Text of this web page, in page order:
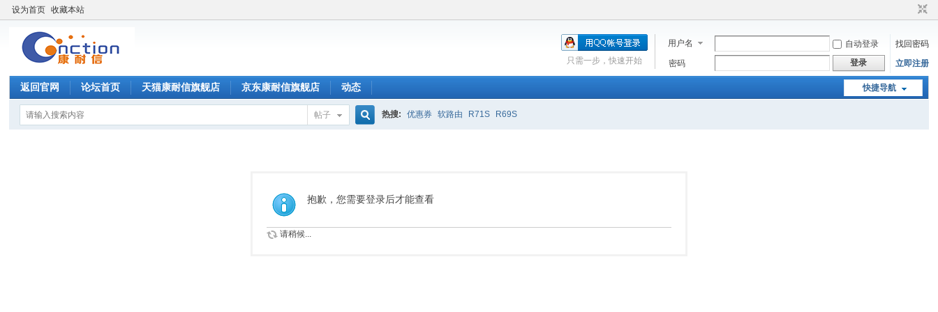
设为首页 收藏本站
用户名 自动登录
找回密码
密码
登录 立即注册
只需一步，快速开始
快捷导航
返回官网 论坛首页 天猫康耐信旗舰店 京东康耐信旗舰店 动态
帖子
索
热搜: 优惠券 软路由 R71S R69S
抱歉，您需要登录后才能查看
请稍候...